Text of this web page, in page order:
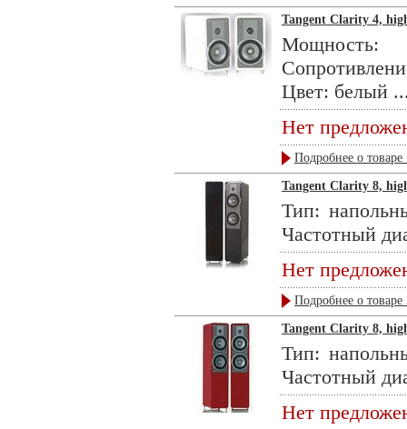
Tangent Clarity 4,
Мощность:
Цвет: белый
Нет
Подробнее о товаре
Tangent Clarity 8,
Тип:
Частотный
Нет
Подробнее о товаре
Tangent Clarity 8,
Тип:
Частотный
Нет